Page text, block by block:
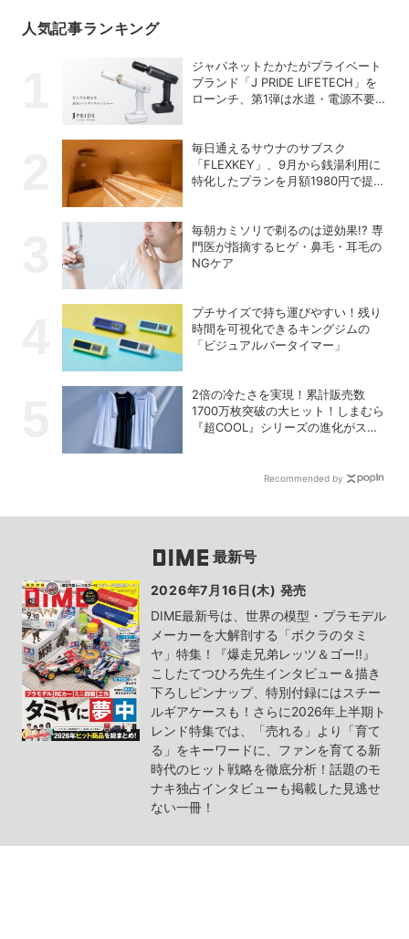
人気記事ランキング
ジャパネットたかたがプライベート
ブランド「J PRIDE LIFETECH」を
ローンチ、第1弾は水道・電源不要
毎日通えるサウナのサブスク
「FLEXKEY」、9月から銭湯利用に
特化したプランを月額1980円で提供
毎朝カミソリで剃るのは逆効果!? 専
門医が指摘するヒゲ・鼻毛・耳毛の
NGケア
プチサイズで持ち運びやすい！残り
時間を可視化できるキングジムの
「ビジュアルバータイマー」
2倍の冷たさを実現！累計販売数
1700万枚突破の大ヒット！しまむら
『超COOL』シリーズの進化がスゴ
Recommended by
最新号
2026年7月16日(木) 発売
DIME最新号は、世界の模型・プラモデル
メーカーを大解剖する「ボクラのタミ
ヤ」特集！『爆走兄弟レッツ＆ゴー!!』
こしたてつひろ先生インタビュー＆描き
下ろしピンナップ、特別付録にはスチー
ルギアケースも！さらに2026年上半期ト
レンド特集では、「売れる」より「育て
る」をキーワードに、ファンを育てる新
時代のヒット戦略を徹底分析！話題のモ
ナキ独占インタビューも掲載した見逃せ
ない一冊！